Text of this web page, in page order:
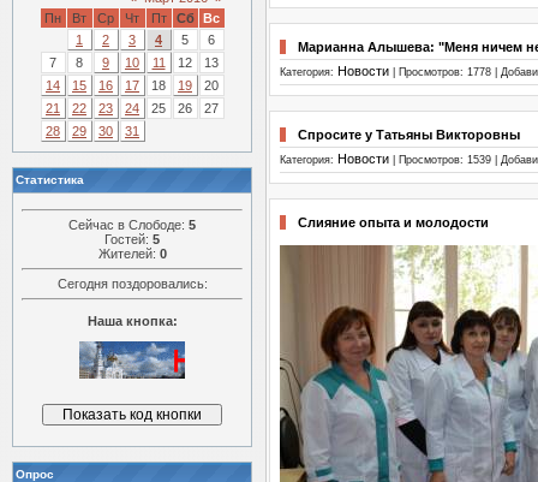
Пн
Вт Ср Чт Пт Сб
Вс
1
2 3 4 5
6
7
8 9 10 11 12
13
14
15 16 17 18 19
20
21
22 23 24 25 26
27
28
29 30 31
Статистика
Сейчас в Слободе: 5
Гостей: 5
Жителей: 0
Сегодня поздоровались:
Наша кнопка:
Опрос
Марианна Алышева: "Меня ничем
Категория: Новости | Просмотров: 1778 |
Спросите у Татьяны Викторовны
Категория: Новости | Просмотров: 1539 |
Слияние опыта и молодости